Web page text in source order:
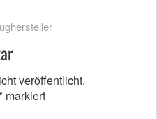
veröffentlicht.
markiert